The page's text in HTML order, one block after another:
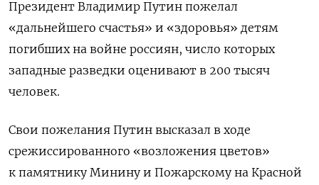
Президент Владимир Путин пожелал
«дальнейшего счастья» и «здоровья» детям
погибших на войне россиян, число которых
западные разведки оценивают в 200 тысяч
человек.
Свои пожелания Путин высказал в ходе
срежиссированного «возложения цветов»
к памятнику Минину и Пожарскому на Красной